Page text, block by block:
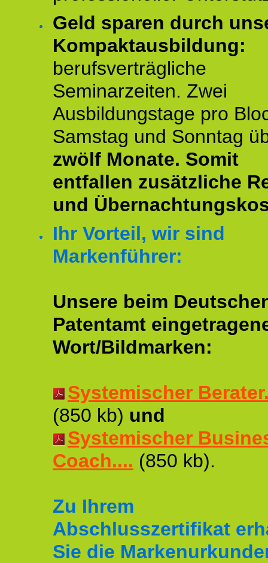
Geld sparen durch
Kompaktausbildung:
berufsverträgliche
Seminarzeiten. Zwei
Ausbildungstage pro
Samstag und Sonntag
zwölf Monate. Somit
entfallen zusätzliche
und
Ihr Vorteil, wir sind
Markenführer:
Unsere beim
Patentamt
Wort/Bildmarken:
Systemischer
(850 kb) und
Systemischer
Coach.... (850 kb).
Zu Ihrem
Abschlusszertifikat
Sie die